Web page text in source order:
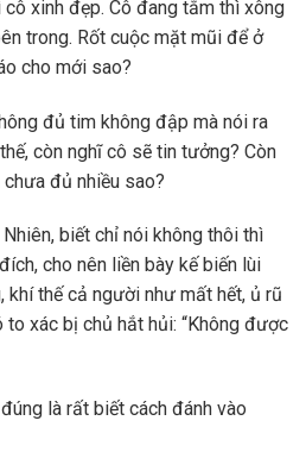
xinh đẹp. Cô đang tắm thì xông
trong. Rốt cuộc mặt mũi để ở
cho mới sao?
đủ tim không đập mà nói ra
còn nghĩ cô sẽ tin tưởng? Còn
đủ nhiều sao?
biết chỉ nói không thôi thì
cho nên liền bày kế biến lùi
khí thế cả người như mất hết, ủ rũ
to xác bị chủ hắt hủi: “Không được
là rất biết cách đánh vào